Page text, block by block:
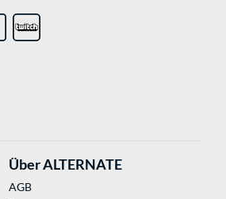
Über ALTERNATE
AGB